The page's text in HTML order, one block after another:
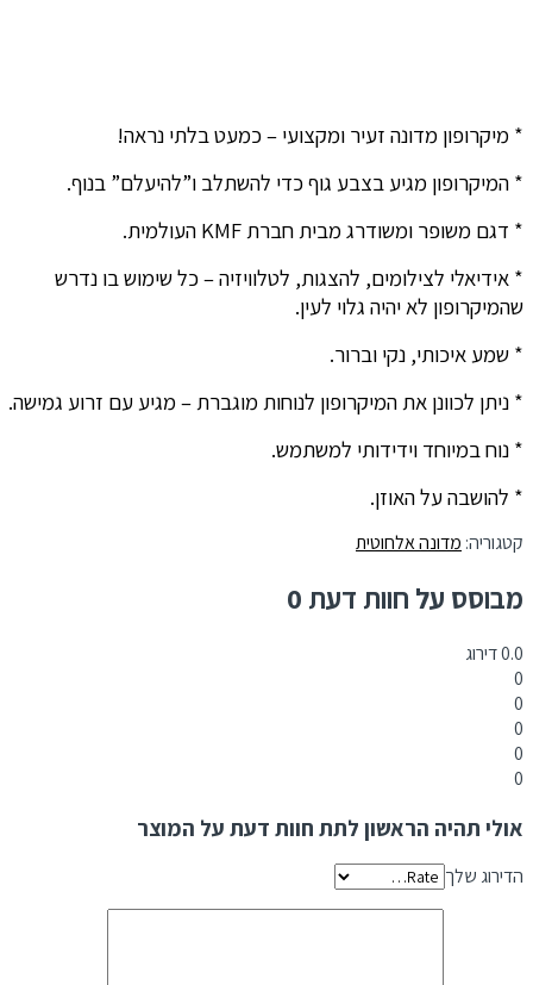
* מיקרופון מדונה זעיר ומקצועי – כמעט בלתי נראה!
* המיקרופון מגיע בצבע גוף כדי להשתלב ו”להיעלם” בנוף.
* דגם משופר ומשודרג מבית חברת KMF העולמית.
* אידיאלי לצילומים, להצגות, לטלוויזיה – כל שימוש בו נדרש
שהמיקרופון לא יהיה גלוי לעין.
*שמע איכותי, נקי וברור.
*ניתן לכוונן את המיקרופון לנוחות מוגברת – מגיע עם זרוע גמישה.
*נוח במיוחד וידידותי למשתמש.
*להושבה על האוזן.
קטגוריה:מדונה אלחוטית
מבוסס על חוות דעת 0
0.0דירוג
אולי תהיה הראשון לתת חוות דעת על המוצר
הדירוג שלך